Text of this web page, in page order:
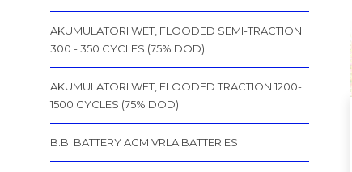
AKUMULATORI WET, FLOODED SEMI-TRACTION
300 - 350 CYCLES (75% DOD)
AKUMULATORI WET, FLOODED TRACTION 1200-
1500 CYCLES (75% DOD)
B.B. BATTERY AGM VRLA BATTERIES